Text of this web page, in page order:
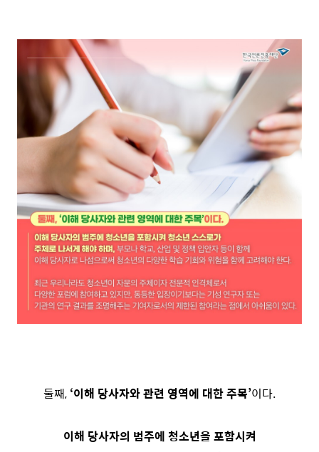
둘째, ‘이해 당사자와 관련 영역에 대한 주목’이다.
이해 당사자의 범주에 청소년을 포함시켜